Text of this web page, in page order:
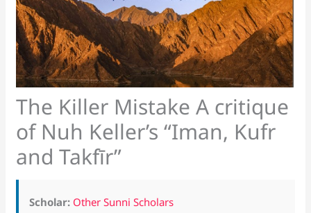
The Killer Mistake A critique
of Nuh Keller’s “Iman, Kufr
and Takfīr”
Scholar: Other Sunni Scholars